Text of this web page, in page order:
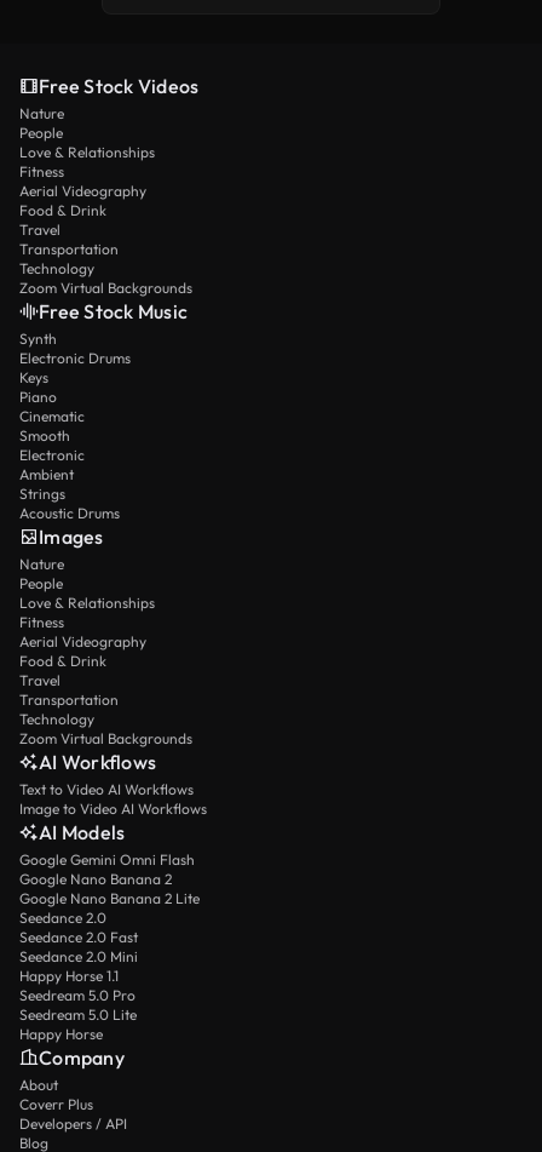
Free Stock Videos
Nature
People
Love & Relationships
Fitness
Aerial Videography
Food & Drink
Travel
Transportation
Technology
Zoom Virtual Backgrounds
Free Stock Music
Synth
Electronic Drums
Keys
Piano
Cinematic
Smooth
Electronic
Ambient
Strings
Acoustic Drums
Images
Nature
People
Love & Relationships
Fitness
Aerial Videography
Food & Drink
Travel
Transportation
Technology
Zoom Virtual Backgrounds
AI Workflows
Text to Video AI Workflows
Image to Video AI Workflows
AI Models
Google Gemini Omni Flash
Google Nano Banana 2
Google Nano Banana 2 Lite
Seedance 2.0
Seedance 2.0 Fast
Seedance 2.0 Mini
Happy Horse 1.1
Seedream 5.0 Pro
Seedream 5.0 Lite
Happy Horse
Company
About
Coverr Plus
Developers / API
Blog